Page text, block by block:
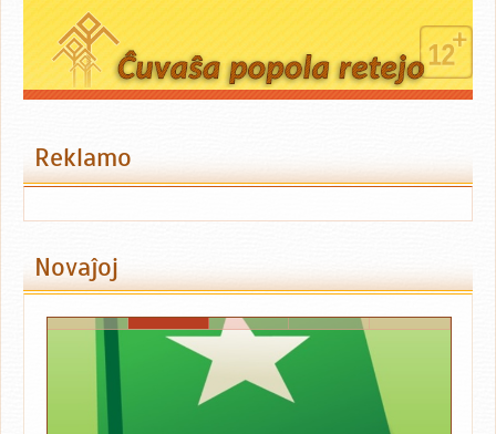
Reklamo
Novaĵoj